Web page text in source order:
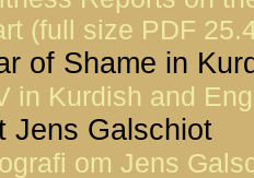
(full size PDF
of Shame in
in Kurdish and
Jens Galschiot
om Jens